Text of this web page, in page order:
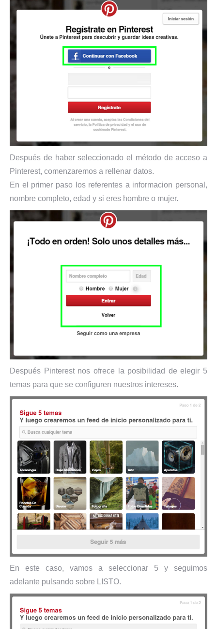
Después de haber seleccionado el método de acceso a
Pinterest, comenzaremos a rellenar datos.
En el primer paso los referentes a informacion personal,
nombre completo, edad y si eres hombre o mujer.
Después Pinterest nos ofrece la posibilidad de elegir 5
temas para que se configuren nuestros intereses.
En este caso, vamos a seleccionar 5 y seguimos
adelante pulsando sobre LISTO.